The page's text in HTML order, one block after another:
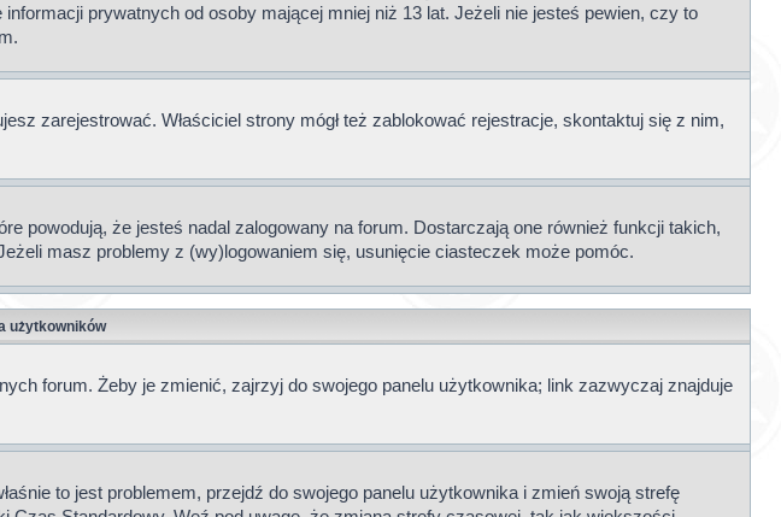
prywatnych od osoby mającej mniej niż 13 lat. Jeżeli nie jesteś pewien, czy to
zarejestrować. Właściciel strony mógł też zablokować rejestracje, skontaktuj się z nim,
powodują, że jesteś nadal zalogowany na forum. Dostarczają one również funkcji takich,
masz problemy z (wy)logowaniem się, usunięcie ciasteczek może pomóc.
użytkowników
forum. Żeby je zmienić, zajrzyj do swojego panelu użytkownika; link zazwyczaj znajduje
to jest problemem, przejdź do swojego panelu użytkownika i zmień swoją strefę